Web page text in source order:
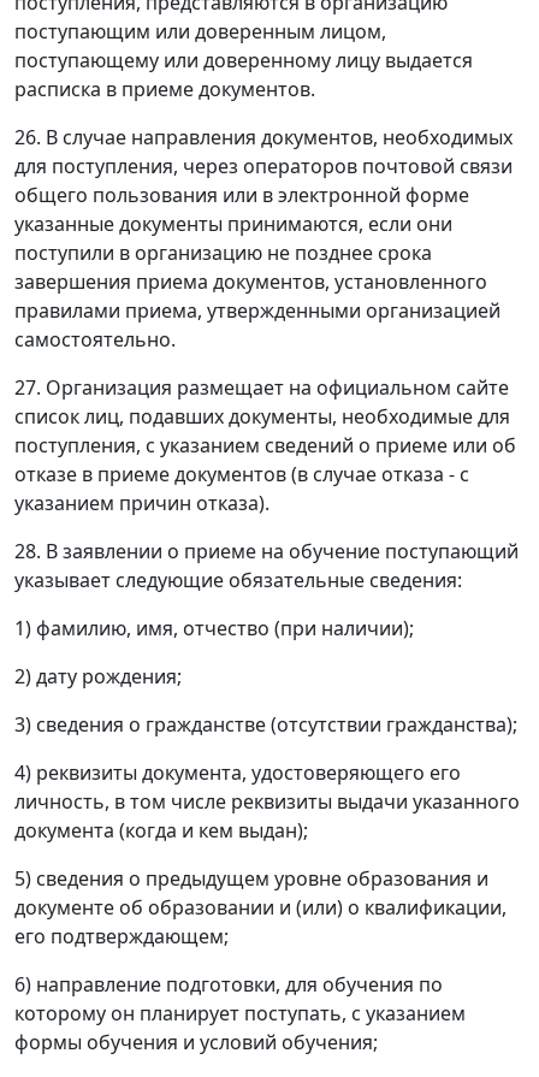
поступающим или доверенным лицом,
поступающему или доверенному лицу выдается
расписка в приеме документов.
26. В случае направления документов, необходимых
для поступления, через операторов почтовой связи
общего пользования или в электронной форме
указанные документы принимаются, если они
поступили в организацию не позднее срока
завершения приема документов, установленного
правилами приема, утвержденными организацией
самостоятельно.
27. Организация размещает на официальном сайте
список лиц, подавших документы, необходимые для
поступления, с указанием сведений о приеме или об
отказе в приеме документов (в случае отказа - с
указанием причин отказа).
28. В заявлении о приеме на обучение поступающий
указывает следующие обязательные сведения:
1) фамилию, имя, отчество (при наличии);
2) дату рождения;
3) сведения о гражданстве (отсутствии гражданства);
4) реквизиты документа, удостоверяющего его
личность, в том числе реквизиты выдачи указанного
документа (когда и кем выдан);
5) сведения о предыдущем уровне образования и
документе об образовании и (или) о квалификации,
его подтверждающем;
6) направление подготовки, для обучения по
которому он планирует поступать, с указанием
формы обучения и условий обучения;